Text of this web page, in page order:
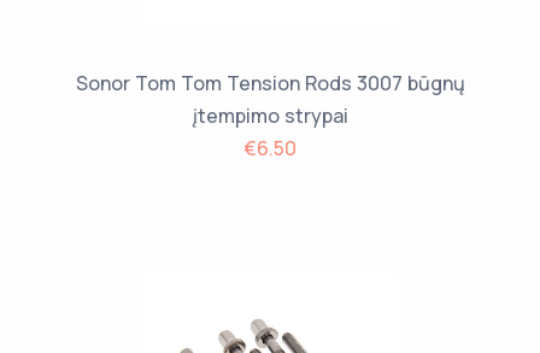
Sonor Tom Tom Tension Rods 3007 būgnų
įtempimo strypai
€6.50